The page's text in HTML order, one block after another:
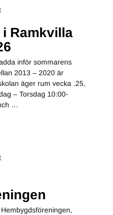
Ramkvilla
inför sommarens
2013 – 2020 är
äger rum vecka .25,
– Torsdag 10:00-
…